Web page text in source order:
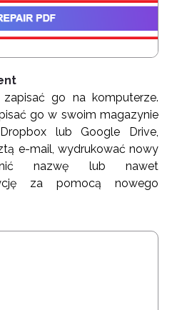
go na komputerze.
go w swoim magazynie
lub Google Drive,
e-mail, wydrukować nowy
nazwę lub nawet
za pomocą nowego